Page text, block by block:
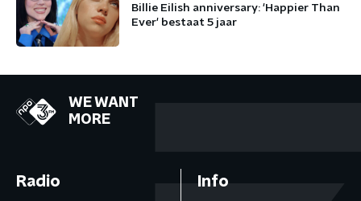
Billie Eilish anniversary: 'Happier Than
Ever' bestaat 5 jaar
WE WANT
MORE
Radio Info